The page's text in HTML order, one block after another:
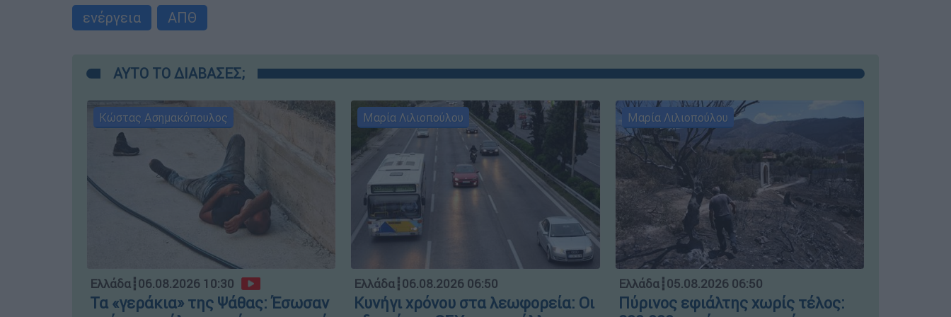
ενέργεια
ΑΠΘ
ΑΥΤΟ ΤΟ ΔΙΑΒΑΣΕΣ;
Κώστας Ασημακόπουλος
Ελλάδα┋06.08.2026 10:30
Τα «γεράκια» της Ψάθας: Έσωσαν
Μαρία Λιλιοπούλου
Ελλάδα┋06.08.2026 06:50
Κυνήγι χρόνου στα λεωφορεία: Οι
Μαρία Λιλιοπούλου
Ελλάδα┋05.08.2026 06:50
Πύρινος εφιάλτης χωρίς τέλος: